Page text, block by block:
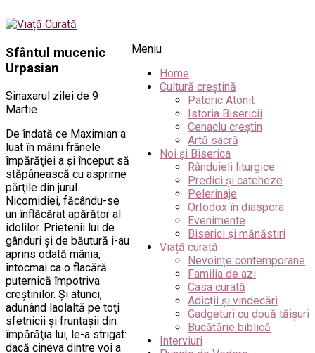
Meniu
Home
Cultură creștină
Pateric Atonit
Istoria Bisericii
Cenaclu creștin
Artă sacră
Noi și Biserica
Rânduieli liturgice
Predici și cateheze
Pelerinaje
Ortodox în diaspora
Evenimente
Biserici și mănăstiri
Viață curată
Nevoințe contemporane
Familia de azi
Casa curată
Adicții și vindecări
Gadgeturi cu două tăișuri
Bucătărie biblică
Interviuri
Sfântul mucenic
Urpasian
Sinaxarul zilei de 9
Martie
De îndată ce Maximian a
luat în mâini frânele
împărăţiei a şi început să
stăpânească cu asprime
părţile din jurul
Nicomidiei, făcându-se
un înflăcărat apărător al
idolilor. Prietenii lui de
gânduri şi de băutură i-au
aprins odată mânia,
întocmai ca o flacără
puternică împotriva
creştinilor. Şi atunci,
adunând laolaltă pe toţi
sfetnicii şi fruntaşii din
împărăţia lui, le-a strigat:
dacă cineva dintre voi a